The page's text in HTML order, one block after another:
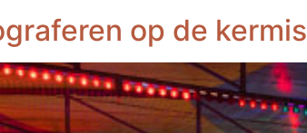
op de kermis